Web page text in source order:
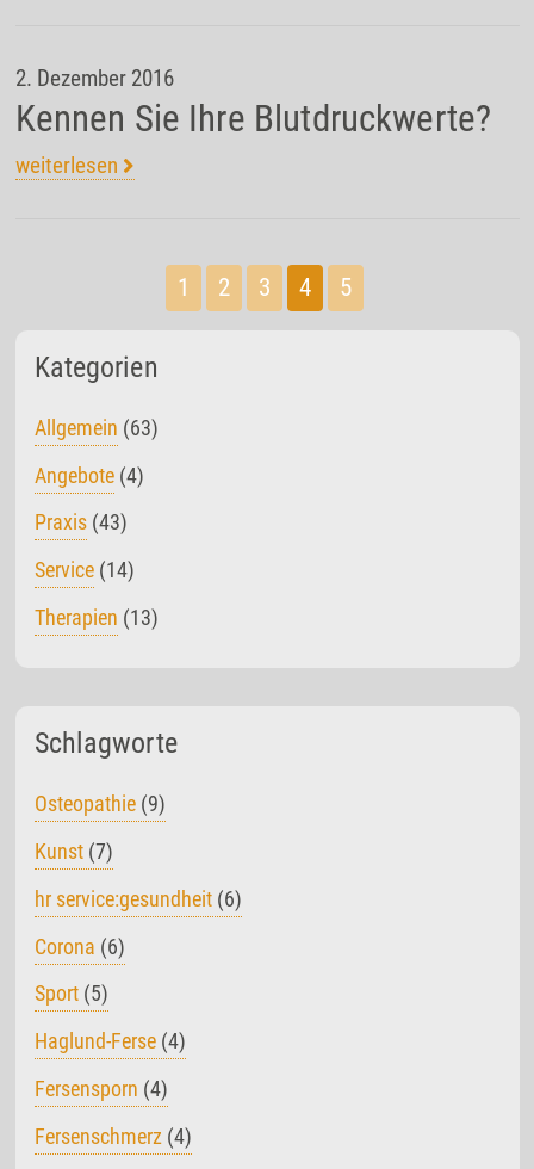
2. Dezember 2016
Kennen Sie Ihre Blutdruckwerte?
weiterlesen
1 2 3 4 5
Kategorien
Allgemein (63)
Angebote(4)
Praxis(43)
Service(14)
Therapien (13)
Schlagworte
Osteopathie (9)
Kunst (7)
hr service:gesundheit (6)
Corona (6)
Sport (5)
Haglund-Ferse (4)
Fersensporn (4)
Fersenschmerz (4)